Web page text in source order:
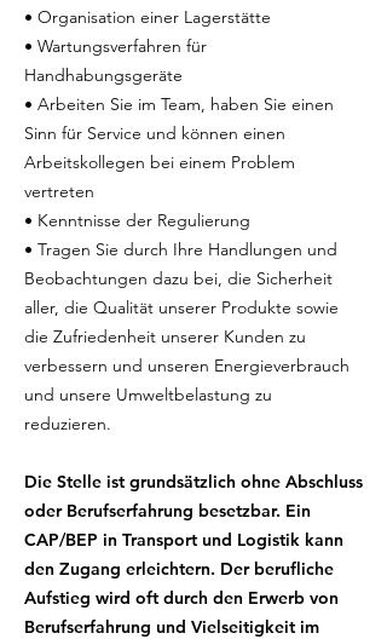
• Organisation einer Lagerstätte
• Wartungsverfahren für
Handhabungsgeräte
• Arbeiten Sie im Team, haben Sie einen
Sinn für Service und können einen
Arbeitskollegen bei einem Problem
vertreten
• Kenntnisse der Regulierung
• Tragen Sie durch Ihre Handlungen und
Beobachtungen dazu bei, die Sicherheit
aller, die Qualität unserer Produkte sowie
die Zufriedenheit unserer Kunden zu
verbessern und unseren Energieverbrauch
und unsere Umweltbelastung zu
reduzieren.
Die Stelle ist grundsätzlich ohne Abschluss
oder Berufserfahrung besetzbar. Ein
CAP/BEP in Transport und Logistik kann
den Zugang erleichtern. Der berufliche
Aufstieg wird oft durch den Erwerb von
Berufserfahrung und Vielseitigkeit im